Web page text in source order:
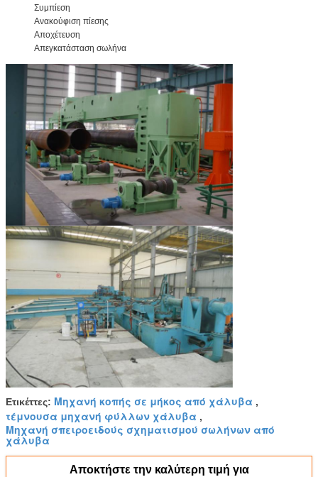
Συμπίεση
Ανακούφιση πίεσης
Αποχέτευση
Απεγκατάσταση σωλήνα
Ετικέττες: Μηχανή κοπής σε μήκος από χάλυβα ,
τέμνουσα μηχανή φύλλων χάλυβα ,
Μηχανή σπειροειδούς σχηματισμού σωλήνων από
χάλυβα
Αποκτήστε την καλύτερη τιμή για